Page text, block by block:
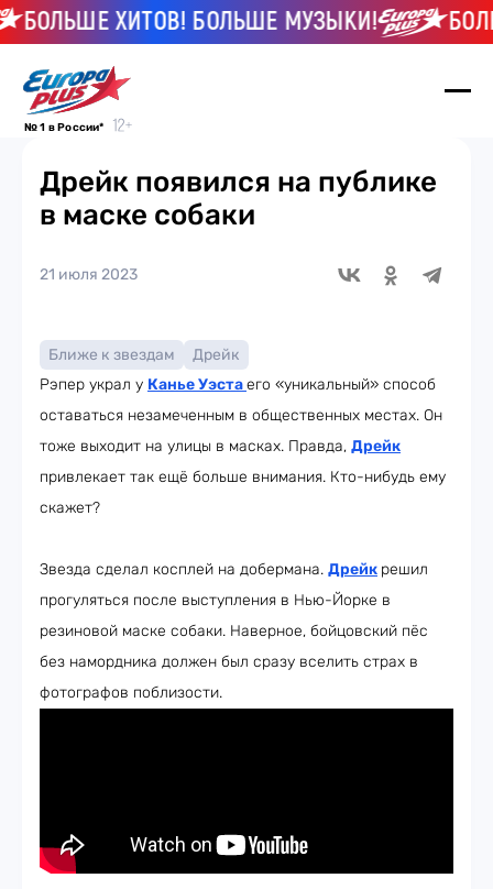
ХИТОВ! БОЛЬШЕ МУЗЫКИ!
№ 1 в России*
Дрейк появился на публике
в маске собаки
21 июля 2023
Ближе к звездам
Дрейк
Рэпер украл у Канье Уэстаего «уникальный» способ
оставаться незамеченным в общественных местах. Он
тоже выходит на улицы в масках. Правда, Дрейк
привлекает так ещё больше внимания. Кто-нибудь ему
скажет?
Звезда сделал косплей на добермана. Дрейк решил
прогуляться после выступления в Нью-Йорке в
резиновой маске собаки. Наверное, бойцовский пёс
без намордника должен был сразу вселить страх в
фотографов поблизости.